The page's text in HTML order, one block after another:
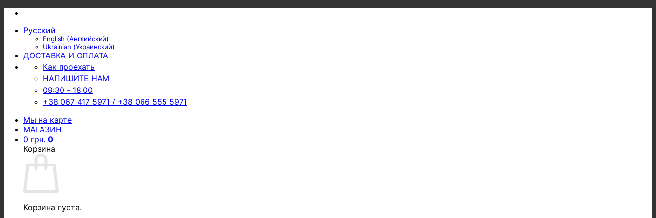
Skip
contentРусский
English (Английский)
Ukrainian (Украинский)
ДОСТАВКА И ОПЛАТА
Как проехать
НАПИШИТЕ НАМ
09:30 - 18:00
+38 067 417 5971 / +38 066 555 5971
Мы на карте
МАГАЗИН
0 грн. 0
Корзина
Корзина пуста.